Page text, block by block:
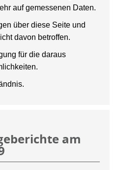
auf gemessenen Daten.
über diese Seite und
davon betroffen.
für die daraus
am